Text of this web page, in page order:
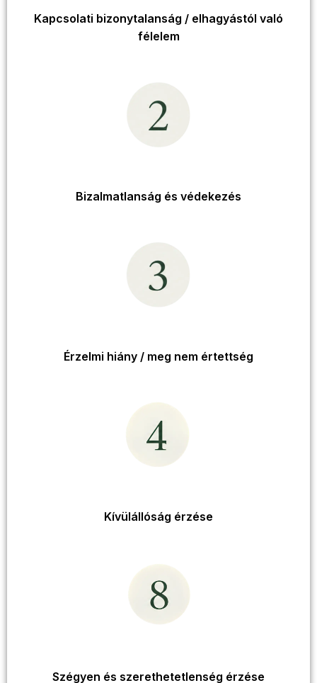
Kapcsolati bizonytalanság / elhagyástól való
félelem
Bizalmatlanság és védekezés
Érzelmi hiány / meg nem értettség
Kívülállóság érzése
Szégyen és szerethetetlenség érzése